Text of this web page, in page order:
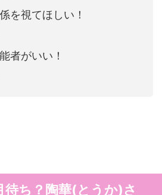
を視てほしい！
者がいい！
ち？陶華(とうか)さ